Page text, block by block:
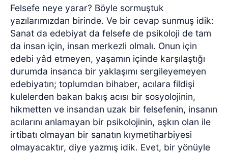
Felsefe neye yarar? Böyle sormuştuk
yazılarımızdan birinde. Ve bir cevap sunmuş idik:
Sanat da edebiyat da felsefe de psikoloji de tam
da insan için, insan merkezli olmalı. Onun için
edebi yâd etmeyen, yaşamın içinde karşılaştığı
durumda insanca bir yaklaşımı sergileyemeyen
edebiyatın; toplumdan bihaber, acılara fildişi
kulelerden bakan bakış acısı bir sosyolojinin,
hikmetten ve insandan uzak bir felsefenin, insanın
acılarını anlamayan bir psikolojinin, aşkın olan ile
irtibatı olmayan bir sanatın kıymetiharbiyesi
olmayacaktır, diye yazmış idik. Evet, bir yönüyle